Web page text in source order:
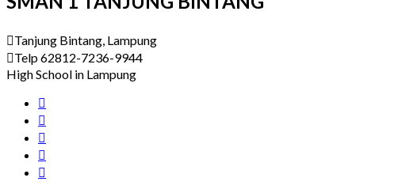
Tanjung Bintang, Lampung
Telp 62812-7236-9944
High School in Lampung